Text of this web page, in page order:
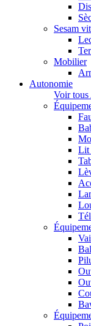
Sesam
Mobilier
Autonomie
Voir
Lit